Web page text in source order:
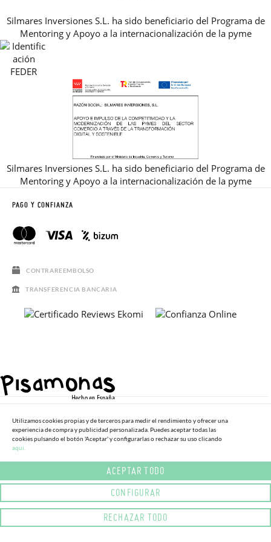
GUIA DE TALLAS
REBAJAS
Silmares Inversiones S.L. ha sido beneficiario del Programa de
Mentoring y Apoyo a la internacionalización de la pyme
Silmares Inversiones S.L. ha sido beneficiario del Programa de
Mentoring y Apoyo a la internacionalización de la pyme
PAGO Y CONFIANZA
CONTRAREEMBOLSO
TRANSFERENCIA BANCARIA
Política de Cookies
Esenciales
Publicitarias
Política de Privacidad
Política de Cookies
Para mejorar aún más nuestro sitio web, utilizamos cookies
Utilizamos cookies propias y de terceros para medir el rendimiento y ofrecer una
experiencia de compra y publicidad personalizada. Puedes aceptar todas las
cookies pulsando el botón 'Aceptar' y configurarlas o rechazar su uso clicando
aqui.
ACEPTAR TODO
CONFIGURAR
RECHAZAR TODO